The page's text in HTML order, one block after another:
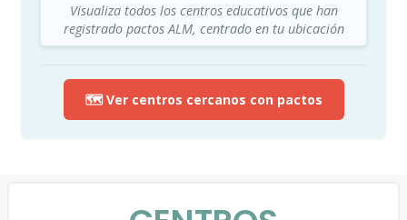
Visualiza todos los centros educativos que han
registrado pactos ALM, centrado en tu ubicación
🗺️ Ver centros cercanos con pactos